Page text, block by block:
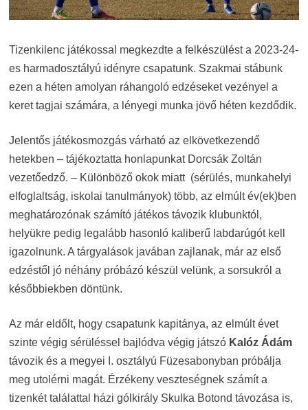
Tizenkilenc játékossal megkezdte a felkészülést a 2023-24-
es harmadosztályú idényre csapatunk. Szakmai stábunk
ezen a héten amolyan ráhangoló edzéseket vezényel a
keret tagjai számára, a lényegi munka jövő héten kezdődik.
Jelentős játékosmozgás várható az elkövetkezendő
hetekben – tájékoztatta honlapunkat Dorcsák Zoltán
vezetőedző. – Különböző okok miatt (sérülés, munkahelyi
elfoglaltság, iskolai tanulmányok) több, az elmúlt év(ek)ben
meghatározónak számító játékos távozik klubunktól,
helyükre pedig legalább hasonló kaliberű labdarúgót kell
igazolnunk. A tárgyalások javában zajlanak, már az első
edzéstől jó néhány próbázó készül velünk, a sorsukról a
későbbiekben döntünk.
Az már eldőlt, hogy csapatunk kapitánya, az elmúlt évet
szinte végig sérüléssel bajlódva végig játszó Kalóz Ádám
távozik és a megyei I. osztályú Füzesabonyban próbálja
meg utolérni magát. Érzékeny veszteségnek számít a
tizenkét találattal házi gólkirály Skulka Botond távozása is,